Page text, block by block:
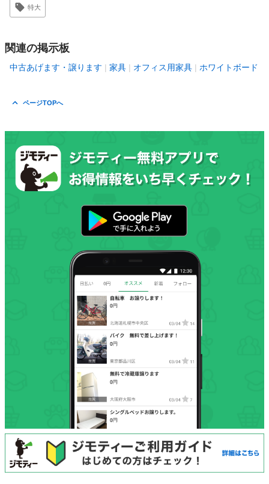
特大
関連の掲示板
中古あげます・譲ります 家具 オフィス用家具 ホワイトボード
ページTOPへ